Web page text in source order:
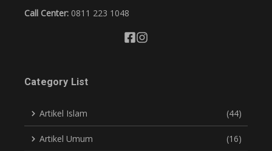
Call Center: 0811 223 1048
Category List
Artikel Islam (44)
Artikel Umum (16)